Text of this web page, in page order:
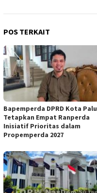
POS TERKAIT
Bapemperda DPRD Kota Palu
Tetapkan Empat Ranperda
Inisiatif Prioritas dalam
Propemperda 2027